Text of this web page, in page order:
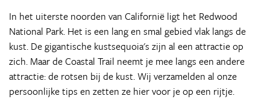
In het uiterste noorden van Californië ligt het Redwood
National Park. Het is een lang en smal gebied vlak langs de
kust. De gigantische kustsequoia's zijn al een attractie op
zich. Maar de Coastal Trail neemt je mee langs een andere
attractie: de rotsen bij de kust. Wij verzamelden al onze
persoonlijke tips en zetten ze hier voor je op een rijtje.